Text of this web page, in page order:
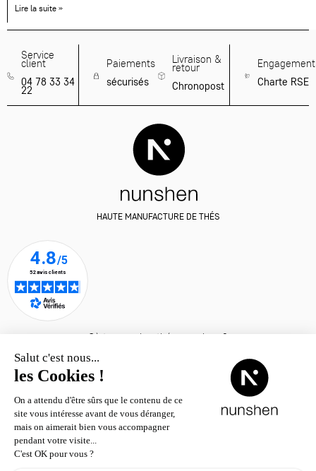
Lire la suite »
Service
client
04 78 33 34
22
Paiements
sécurisés
Livraison &
retour
Chronopost
Charte RSE
HAUTE MANUFACTURE DE THÉS
Où trouver les thés nunshen ?
© nunshen 2026
– tous droits
réservés